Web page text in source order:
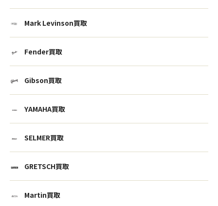
Mark Levinson買取
Fender買取
Gibson買取
YAMAHA買取
SELMER買取
GRETSCH買取
Martin買取